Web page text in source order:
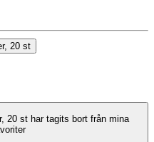
20 st
20 st har tagits bort från mina